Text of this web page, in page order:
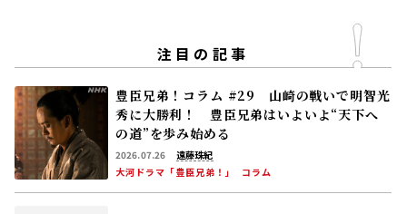
注目の記事
豊臣兄弟！コラム #29 山崎の戦いで明智光
秀に大勝利！ 豊臣兄弟はいよいよ“天下へ
の道”を歩み始める
2026.07.26
遠藤珠紀
大河ドラマ「豊臣兄弟！」
コラム